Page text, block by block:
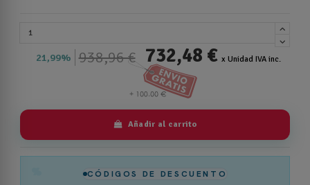
21,99% 938,96 € 732,48 € x Unidad IVA inc.
Añadir al carrito
CÓDIGOS DE DESCUENTO